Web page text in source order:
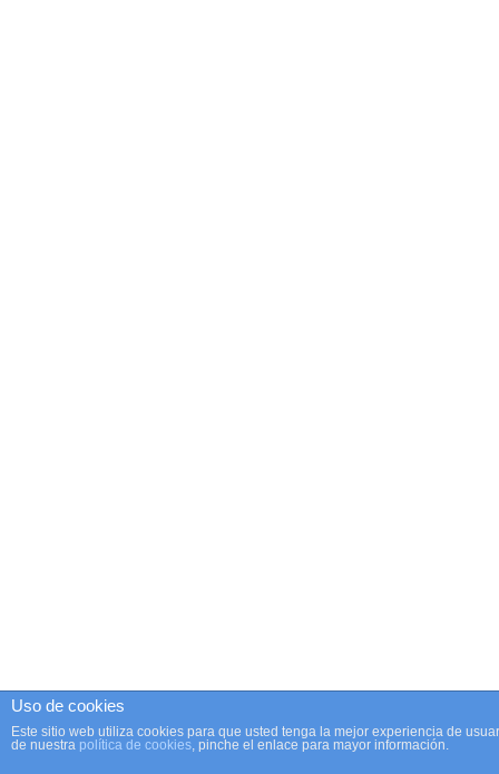
Uso de cookies
Este sitio web utiliza cookies para que usted tenga la mejor experiencia de
de nuestra política de cookies, pinche el enlace para mayor información.